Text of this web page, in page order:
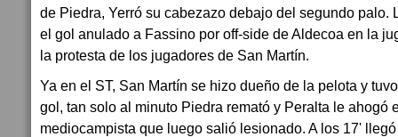
de Piedra, Yerró su cabezazo debajo del segundo palo.
el gol anulado a Fassino por off-side de Aldecoa en la
la protesta de los jugadores de San Martín.
Ya en el ST, San Martín se hizo dueño de la pelota y
gol, tan solo al minuto Piedra remató y Peralta le ahogó
mediocampista que luego salió lesionado. A los 17'